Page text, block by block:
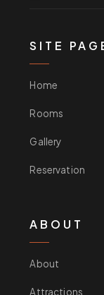
SITE
Home
Rooms
Gallery
Reservation
ABOUT
About
Attractions